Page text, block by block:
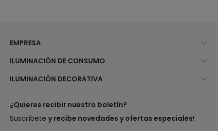
EMPRESA
Atención al cliente
Métodos de envío
¿Eres profesional?
Tiendas
ILUMINACIÓN DE CONSUMO
Marcas
Presupuestos
ILUMINACIÓN DECORATIVA
Top Marcas
Espacios
¿Quieres recibir nuestro boletín?
Suscríbete y recibe novedades y ofertas especiales!